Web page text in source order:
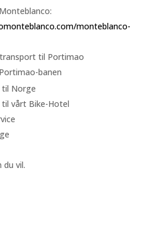
monteblanco-
til Portimao
banen
Norge
vårt Bike-Hotel
du vil.